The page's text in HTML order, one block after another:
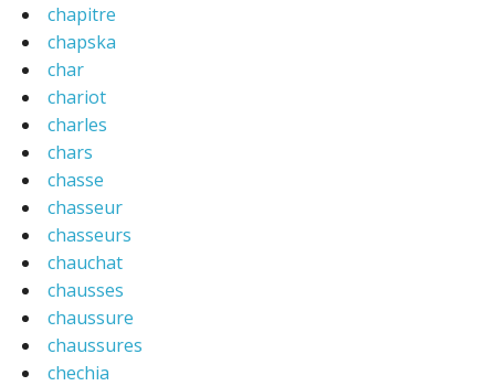
chapitre
chapska
char
chariot
charles
chars
chasse
chasseur
chasseurs
chauchat
chausses
chaussure
chaussures
chechia